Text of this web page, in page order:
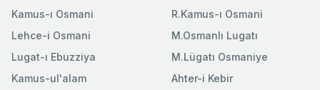
Kamus-ı Osmani
Lehce-i Osmani
Lugat-ı Ebuzziya
R.Kamus-ı Osmani
M.Osmanlı Lugatı
M.Lügatı Osmaniye
Kamus-ul'alam
Ahter-i Kebir